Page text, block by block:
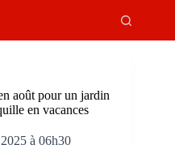
août pour un jardin
en vacances
à 06h30